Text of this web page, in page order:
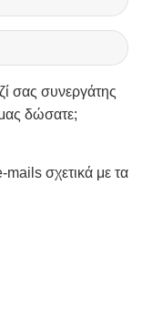
σας συνεργάτης
δώσατε;
mails σχετικά με τα